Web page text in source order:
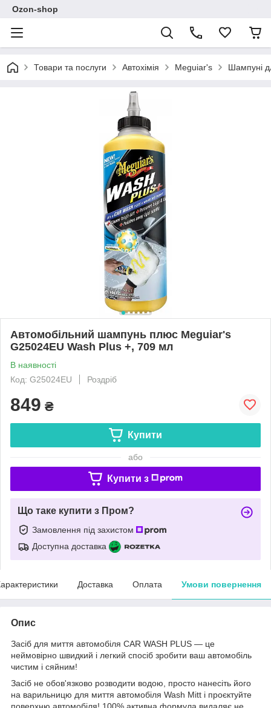
Ozon-shop
Товари та послуги Автохімія Meguiar's Шампуні
Автомобільний шампунь плюс Meguiar's
G25024EU Wash Plus +, 709 мл
В наявності
Код: G25024EU
Роздріб
849 ₴
Купити
або
Купити з
Що таке купити з Пром?
Замовлення під захистом
Доступна доставка
Доставка Оплата Умови повернення
Опис
Засіб для миття автомобіля CAR WASH PLUS — це
неймовірно швидкий і легкий спосіб зробити ваш автомобіль
чистим і сяйним!
Засіб не обов'язково розводити водою, просто нанесіть його
на варильницю для миття автомобіля Wash Mitt і проєктуйте
поверхню автомобіля! 100% активна формула видаляє не